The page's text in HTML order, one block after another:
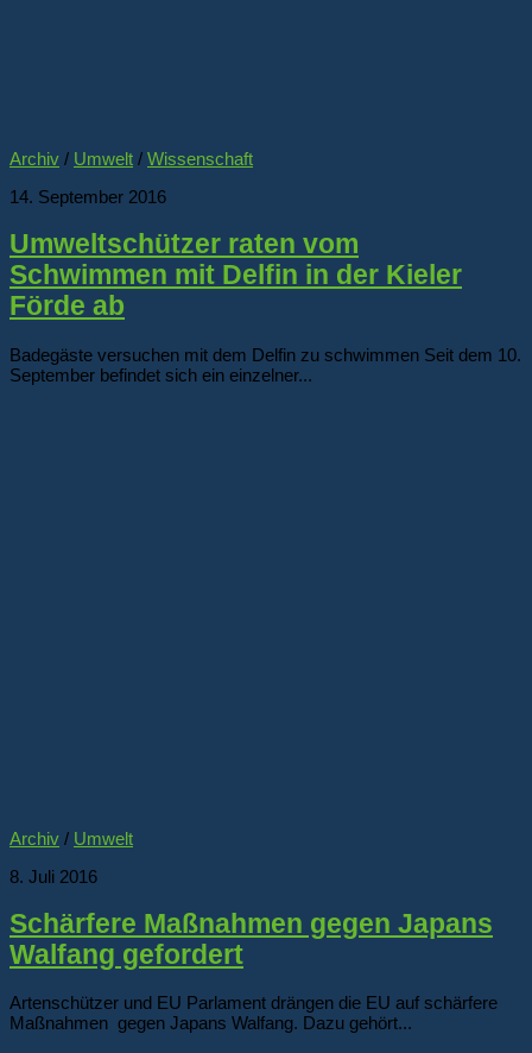
Archiv / Umwelt / Wissenschaft
14. September 2016
Umweltschützer raten vom
Schwimmen mit Delfin in der Kieler
Förde ab
Badegäste versuchen mit dem Delfin zu schwimmen Seit dem 10.
September befindet sich ein einzelner...
Archiv / Umwelt
8. Juli 2016
Schärfere Maßnahmen gegen Japans
Walfang gefordert
Artenschützer und EU Parlament drängen die EU auf schärfere
Maßnahmen gegen Japans Walfang. Dazu gehört...